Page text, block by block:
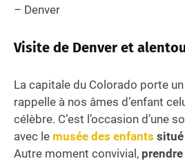
– Denver
Visite de Denver et
La capitale du Colorado porte
rappelle à nos âmes d’enfant
célèbre. C’est l’occasion d’une
avec le musée des enfants situé
Autre moment convivial,